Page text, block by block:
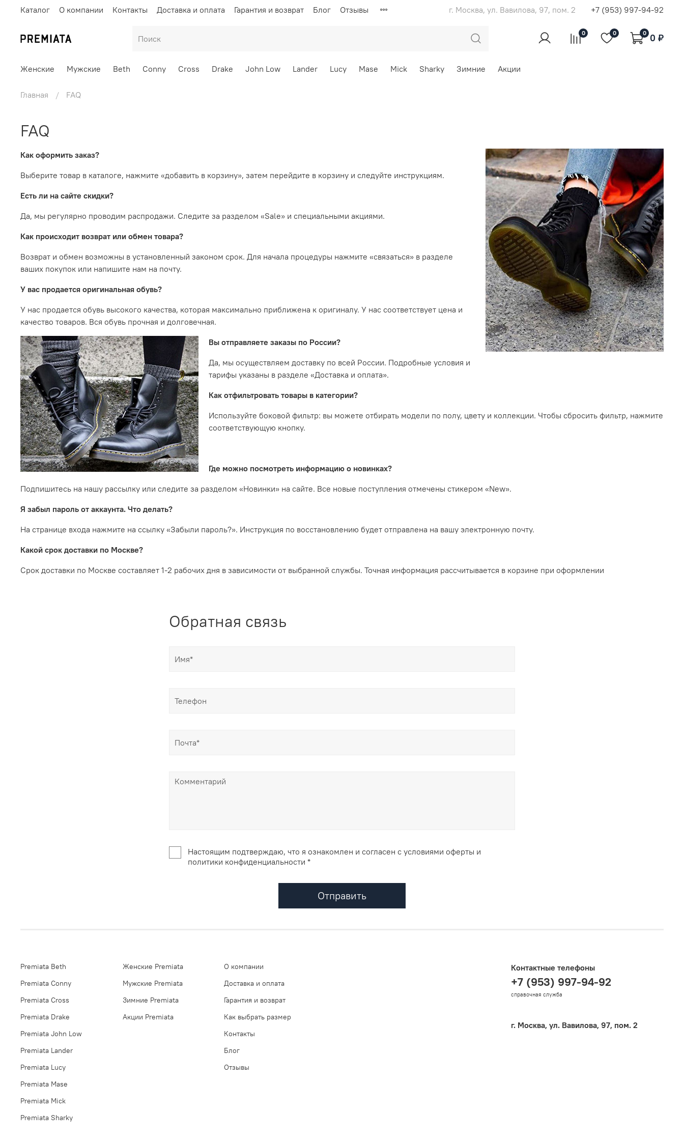
Каталог О компании Контакты Доставка и оплата Гарантия и возврат Блог Отзывы г. Москва, ул. Вавилова, 97, пом. 2 +7 (953) 997-94-92
0 0 0 0 ₽
Женские Мужские Beth Conny Cross Drake John Low Lander Lucy Mase Mick Sharky Зимние Акции
Главная FAQ
FAQ
Как оформить заказ?
Выберите товар в каталоге, нажмите «добавить в корзину», затем перейдите в корзину и следуйте инструкциям.
Есть ли на сайте скидки?
Да, мы регулярно проводим распродажи. Следите за разделом «Sale» и специальными акциями.
Как происходит возврат или обмен товара?
Возврат и обмен возможны в установленный законом срок. Для начала процедуры нажмите «связаться» в разделе
ваших покупок или напишите нам на почту.
У вас продается оригинальная обувь?
У нас продается обувь высокого качества, которая максимально приближена к оригиналу. У нас соответствует цена и
качество товаров. Вся обувь прочная и долговечная.
Вы отправляете заказы по России?
Да, мы осуществляем доставку по всей России. Подробные условия и
тарифы указаны в разделе «Доставка и оплата».
Как отфильтровать товары в категории?
Используйте боковой фильтр: вы можете отбирать модели по полу, цвету и коллекции. Чтобы сбросить фильтр, нажмите
соответствующую кнопку.
Где можно посмотреть информацию о новинках?
Подпишитесь на нашу рассылку или следите за разделом «Новинки» на сайте. Все новые поступления отмечены стикером «New».
Я забыл пароль от аккаунта. Что делать?
На странице входа нажмите на ссылку «Забыли пароль?». Инструкция по восстановлению будет отправлена на вашу электронную почту.
Какой срок доставки по Москве?
Срок доставки по Москве составляет 1-2 рабочих дня в зависимости от выбранной службы. Точная информация рассчитывается в корзине при оформлении
Обратная связь
Настоящим подтверждаю, что я ознакомлен и согласен с условиями оферты и
политики конфиденциальности *
Отправить
Premiata Beth
Premiata Conny
Premiata Cross
Premiata Drake
Premiata John Low
Premiata Lander
Premiata Lucy
Premiata Mase
Premiata Mick
Premiata Sharky
Женские Premiata
Мужские Premiata
Зимние Premiata
Акции Premiata
О компании
Доставка и оплата
Гарантия и возврат
Как выбрать размер
Контакты
Блог
Отзывы
Контактные телефоны
+7 (953) 997-94-92
справочная служба
г. Москва, ул. Вавилова, 97, пом. 2